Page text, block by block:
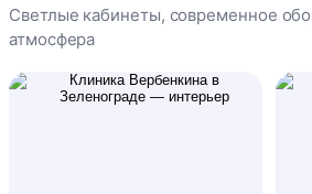
Светлые кабинеты, современное
атмосфера